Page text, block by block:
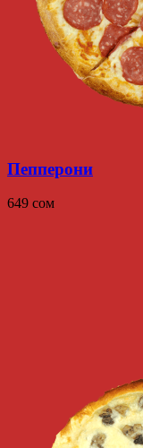
Пепперони
649 сом